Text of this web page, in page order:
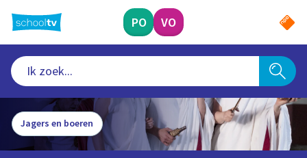
naar
hoofdinhoud
PO VO
Jagers en boeren